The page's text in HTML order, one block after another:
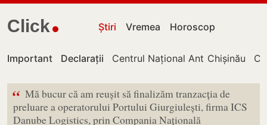
Click Știri Vremea Horoscop
Important Declarații Centrul Național Anticorupție
Chișinău
“ Mă bucur că am reușit să finalizăm tranzacția de
preluare a operatorului Portului Giurgiulești, firma ICS
Danube Logistics, prin Compania Națională